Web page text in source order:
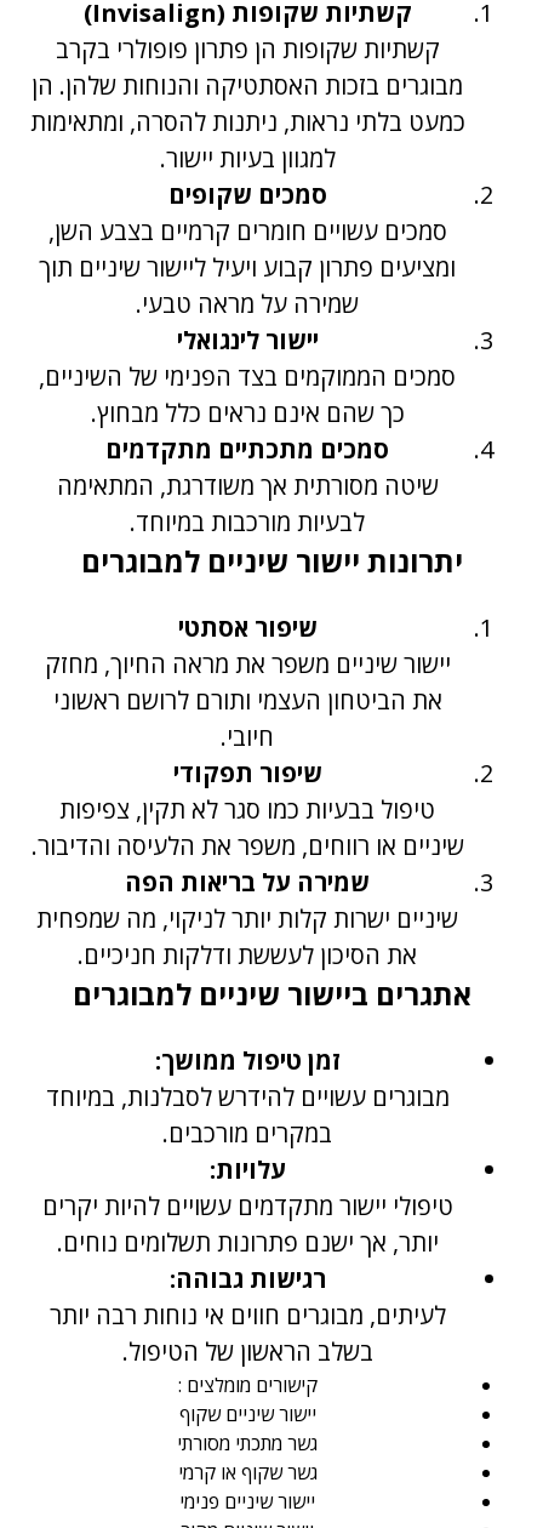
קשתיות שקופות (Invisalign)
קשתיות שקופות הן פתרון פופולרי בקרב
מבוגרים בזכות האסתטיקה והנוחות שלהן. הן
כמעט בלתי נראות, ניתנות להסרה, ומתאימות
למגוון בעיות יישור.
סמכים שקופים
סמכים עשויים חומרים קרמיים בצבע השן,
ומציעים פתרון קבוע ויעיל ליישור שיניים תוך
שמירה על מראה טבעי.
יישור לינגואלי
סמכים הממוקמים בצד הפנימי של השיניים,
כך שהם אינם נראים כלל מבחוץ.
סמכים מתכתיים מתקדמים
שיטה מסורתית אך משודרגת, המתאימה
לבעיות מורכבות במיוחד.
יתרונות יישור שיניים למבוגרים
שיפור אסתטי
יישור שיניים משפר את מראה החיוך, מחזק
את הביטחון העצמי ותורם לרושם ראשוני
חיובי.
שיפור תפקודי
טיפול בבעיות כמו סגר לא תקין, צפיפות
שיניים או רווחים, משפר את הלעיסה והדיבור.
שמירה על בריאות הפה
שיניים ישרות קלות יותר לניקוי, מה שמפחית
את הסיכון לעששת ודלקות חניכיים.
אתגרים ביישור שיניים למבוגרים
זמן טיפול ממושך:
מבוגרים עשויים להידרש לסבלנות, במיוחד
במקרים מורכבים.
עלויות:
טיפולי יישור מתקדמים עשויים להיות יקרים
יותר, אך ישנם פתרונות תשלומים נוחים.
רגישות גבוהה:
לעיתים, מבוגרים חווים אי נוחות רבה יותר
בשלב הראשון של הטיפול.
קישורים מומלצים :
יישור שיניים שקוף
גשר מתכתי מסורתי
גשר שקוף או קרמי
יישור שיניים פנימי